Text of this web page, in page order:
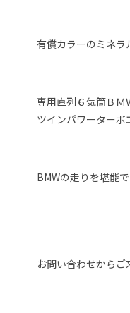
有償カラーのミネラ
専用直列６気筒Ｂ
ツインパワーターボ
BMWの走りを堪能
お問い合わせからご